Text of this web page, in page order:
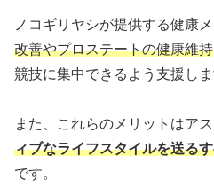
ノコギリヤシが提供する健康
改善やプロステートの健康維持
競技に集中できるよう支援しま
また、これらのメリットはア
ィブなライフスタイルを送る
です。